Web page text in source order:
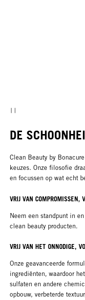
DE
Clean Beauty by
keuzes. Onze filosofie
en focussen op wat echt
VRIJ VAN COMPROMISSEN,
Neem een standpunt in
clean beauty producten.
VRIJ VAN HET ONNODIGE,
Onze geavanceerde
ingrediënten, waardoor
sulfaten en andere
opbouw, verbeterde